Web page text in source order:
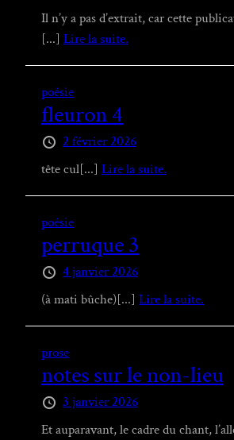
Il n’y a pas d’extrait, car cette
[...] Lire la suite.
poésie
fleuron 4
2 février 2026
tête cul[...] Lire la suite.
poésie
perruque 3
4 janvier 2026
(à mati bûche)[...] Lire la suite.
prose
notes sur le non-lieu
3 janvier 2026
Et auparavant, le cadre du chant,